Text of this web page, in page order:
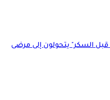
"ما قبل السكر" يتحولون إلى مرضى